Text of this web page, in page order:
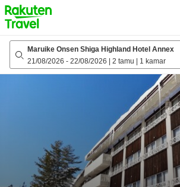
to
top
page
Maruike Onsen Shiga Highland Hotel Annex
21/08/2026 - 22/08/2026 2 tamu 1 kamar